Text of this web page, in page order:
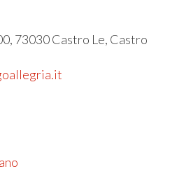
73030 Castro Le, Castro